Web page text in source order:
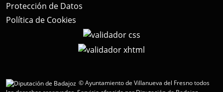
Protección de Datos
Política de Cookies
© Ayuntamiento de Villanueva del Fresno todos